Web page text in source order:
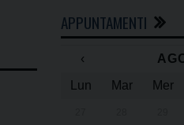
APPUNTAMENTI
‹
Lun
Mar Mer